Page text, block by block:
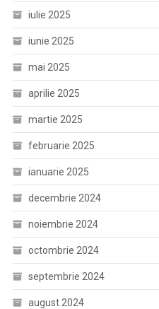
iulie 2025
iunie 2025
mai 2025
aprilie 2025
martie 2025
februarie 2025
ianuarie 2025
decembrie 2024
noiembrie 2024
octombrie 2024
septembrie 2024
august 2024